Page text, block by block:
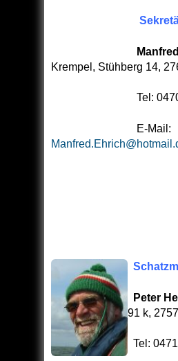
Manfred
Krempel, Stühberg 14,
Tel: 04707 /
E-Mail:
Peter
91 k,
Tel: